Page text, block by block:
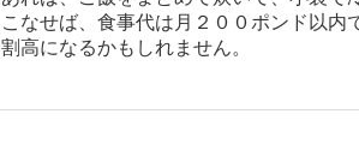
こなせば、食事代は月２００ポンド以
割高になるかもしれません。